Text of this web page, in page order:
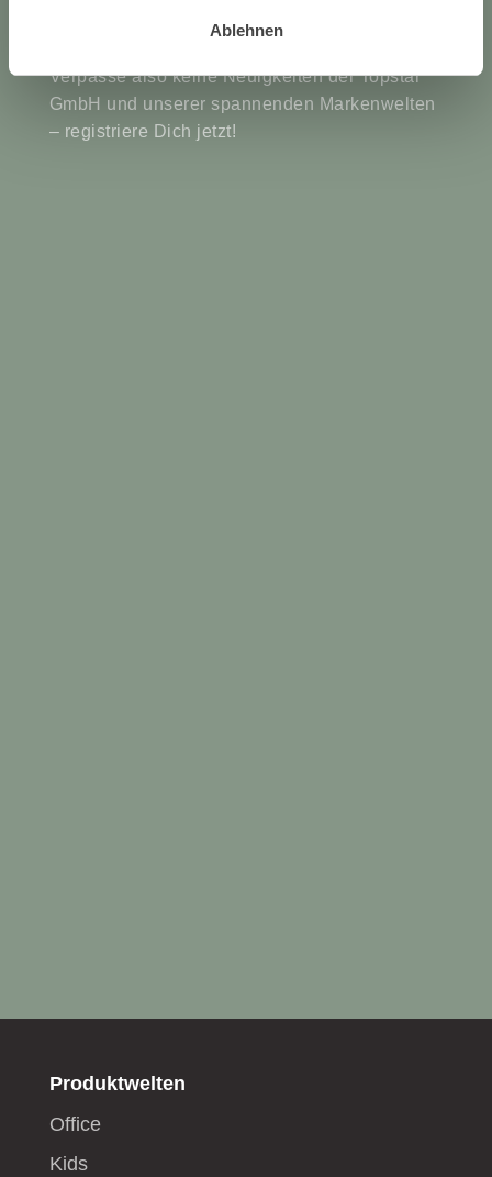
Ablehnen
Verpasse also keine Neuigkeiten der Topstar
GmbH und unserer spannenden Markenwelten
– registriere Dich jetzt!
Produktwelten
Office
Kids